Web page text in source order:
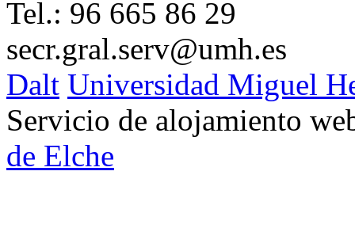
Tel.: 96 665 86 29
secr.gral.serv@umh.es
Dalt Universidad Miguel
Servicio de alojamiento
de Elche